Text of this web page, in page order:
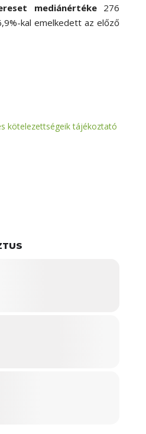
mediánértéke
276
%-kal emelkedett az előző
kötelezettségeik tájékoztató